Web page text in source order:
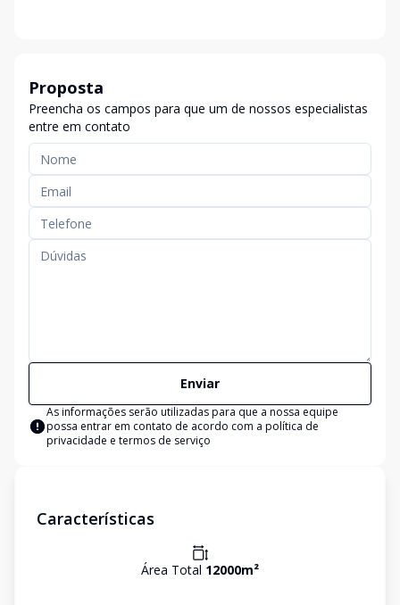
Proposta
Preencha os campos para que um de nossos especialistas
entre em contato
Enviar
As informações serão utilizadas para que a nossa equipe
possa entrar em contato de acordo com a política de
privacidade e termos de serviço
Características
Área Total 12000m²